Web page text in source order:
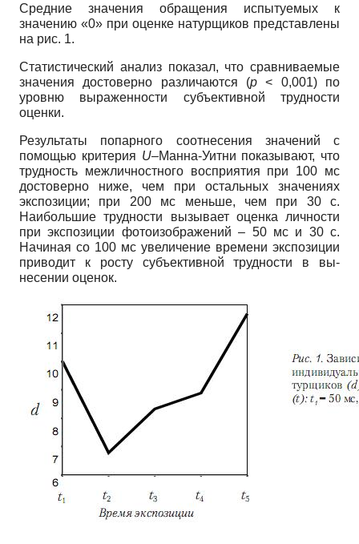
Средние значения обращения испытуемых к
значению «0» при оценке натурщиков представлены
на рис. 1.
Статистический анализ показал, что сравниваемые
значения достоверно различаются (p < 0,001) по
уровню выраженности субъективной трудности
оценки.
Результаты попарного соотнесения значений с
помощью критерия U–Манна-Уитни показывают, что
трудность межличностного восприятия при 100 мс
достоверно ниже, чем при остальных значениях
экспозиции; при 200 мс меньше, чем при 30 с.
Наибольшие труд­ности вызывает оценка личности
при экспозиции фотоизображений – 50 мс и 30 с.
Начиная со 100 мс увеличение времени экспозиции
приводит к росту субъективной трудности в вы­
несении оценок.